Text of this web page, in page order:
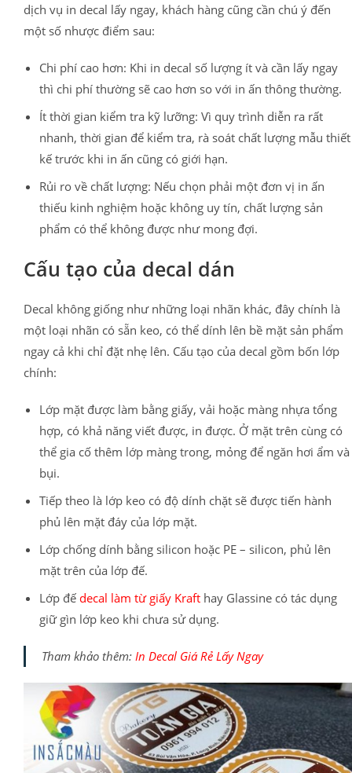
dịch vụ in decal lấy ngay, khách hàng cũng cần chú ý đến
một số nhược điểm sau:
Chi phí cao hơn: Khi in decal số lượng ít và cần lấy ngay
thì chi phí thường sẽ cao hơn so với in ấn thông thường.
Ít thời gian kiểm tra kỹ lưỡng: Vì quy trình diễn ra rất
nhanh, thời gian để kiểm tra, rà soát chất lượng mẫu thiết
kế trước khi in ấn cũng có giới hạn.
Rủi ro về chất lượng: Nếu chọn phải một đơn vị in ấn
thiếu kinh nghiệm hoặc không uy tín, chất lượng sản
phẩm có thể không được như mong đợi.
Cấu tạo của decal dán
Decal không giống như những loại nhãn khác, đây chính là
một loại nhãn có sẵn keo, có thể dính lên bề mặt sản phẩm
ngay cả khi chỉ đặt nhẹ lên. Cấu tạo của decal gồm bốn lớp
chính:
Lớp mặt được làm bằng giấy, vải hoặc màng nhựa tổng
hợp, có khả năng viết được, in được. Ở mặt trên cùng có
thể gia cố thêm lớp màng trong, mỏng để ngăn hơi ẩm và
bụi.
Tiếp theo là lớp keo có độ dính chặt sẽ được tiến hành
phủ lên mặt đáy của lớp mặt.
Lớp chống dính bằng silicon hoặc PE – silicon, phủ lên
mặt trên của lớp đế.
Lớp đế decal làm từ giấy Kraft hay Glassine có tác dụng
giữ gìn lớp keo khi chưa sử dụng.
Tham khảo thêm: In Decal Giá Rẻ Lấy Ngay